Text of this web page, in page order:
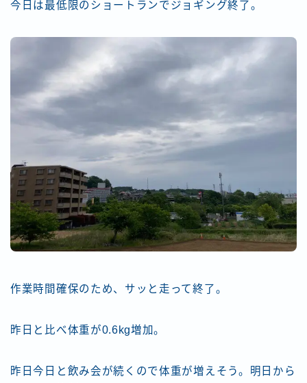
今日は最低限のショートランでジョギング終了。
作業時間確保のため、サッと走って終了。
昨日と比べ体重が0.6kg増加。
昨日今日と飲み会が続くので体重が増えそう。明日から